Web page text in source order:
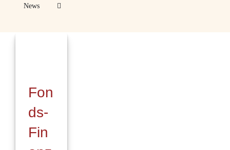
News
Fon
ds-
Fin